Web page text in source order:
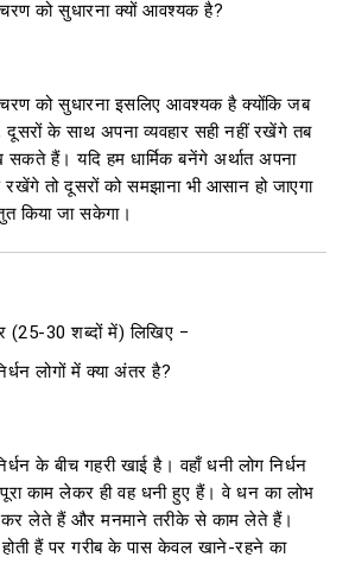
को सुधारना क्यों आवश्यक है?
को सुधारना इसलिए आवश्यक है क्योंकि जब
दूसरों के साथ अपना व्यवहार सही नहीं रखेंगे तब
हैं। यदि हम धार्मिक बनेंगे अर्थात अपना
रखेंगे तो दूसरों को समझाना भी आसान हो जाएगा
किया जा सकेगा।
(25-30शब्दों में)लिखिए −
लोगों में क्या अंतर है?
के बीच गहरी खाई है। वहाँ धनी लोग निर्धन
काम लेकर ही वह धनी हुए हैं। वे धन का लोभ
लेते हैं और मनमाने तरीके से काम लेते हैं।
होती हैं पर गरीब के पास केवल खाने-रहने का